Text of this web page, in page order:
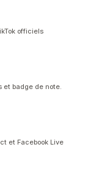
officiels
et badge de note.
et Facebook Live